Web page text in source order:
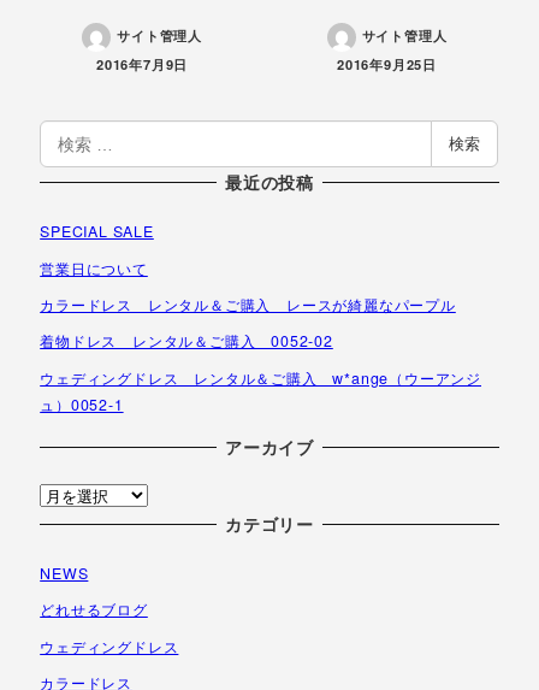
サイト管理人
投稿日
2016年7月9日
サイト管理人
投稿日
2016年9月25日
索
検索
最近の投稿
SPECIAL SALE
営業日について
カラードレス レンタル＆ご購入 レースが綺麗なパープル
着物ドレス レンタル＆ご購入 0052-02
ウェディングドレス レンタル＆ご購入 w*ange（ウーアンジ
ュ）0052-1
アーカイブ
ア
ー
イ
ブ
カテゴリー
NEWS
どれせるブログ
ウェディングドレス
カラードレス